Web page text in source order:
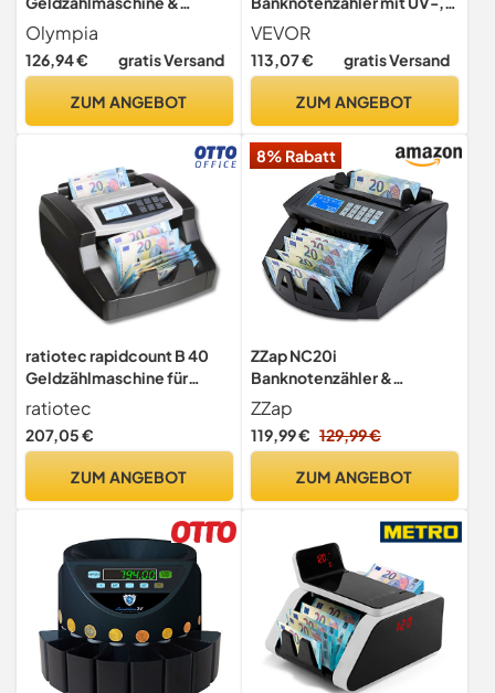
Geldscheinprüfer
Falschgeldprüfer für alle
Banknoten | UV MG
Scheine/Min |
Display | Zählmaschine
Scheine | Banknotenprüfer
Olympia
126,94 € gratis Versand
ZUM ANGEBOT
MG-, IR- und DD-
Falschgelderkennung USD-
und EUR-Geldzählmaschine
Display Kann gemischte
VEVOR
113,07 € gratis Versand
ZUM ANGEBOT
ratiotec rapidcount B 40
Geldzählmaschine für
sortenreine Banknoten -
Banknotenzähler mit UV IR
MG SD Echtheitsprüfung,
Bündelfunktion, 1.000
ratiotec
207,05 €
ZUM ANGEBOT
8% Rabatt
ZZap NC20i
Banknotenzähler &
Falschgeld-Detektor -
Geldzählmaschine
Geldzähler
ZZap
119,99 € 129,99 €
ZUM ANGEBOT